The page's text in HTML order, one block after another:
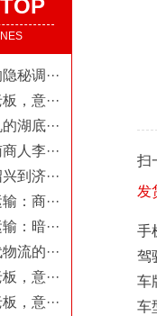
秘调···
，意···
湖底···
人李···
到济···
：商···
：暗···
流的···
，意···
，意···
扫
发
手
驾
车
车